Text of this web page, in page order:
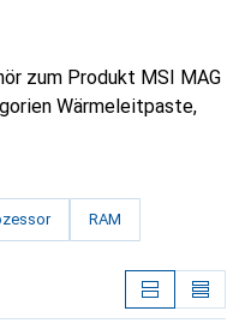
zum Produkt MSI MAG
Wärmeleitpaste,
RAM